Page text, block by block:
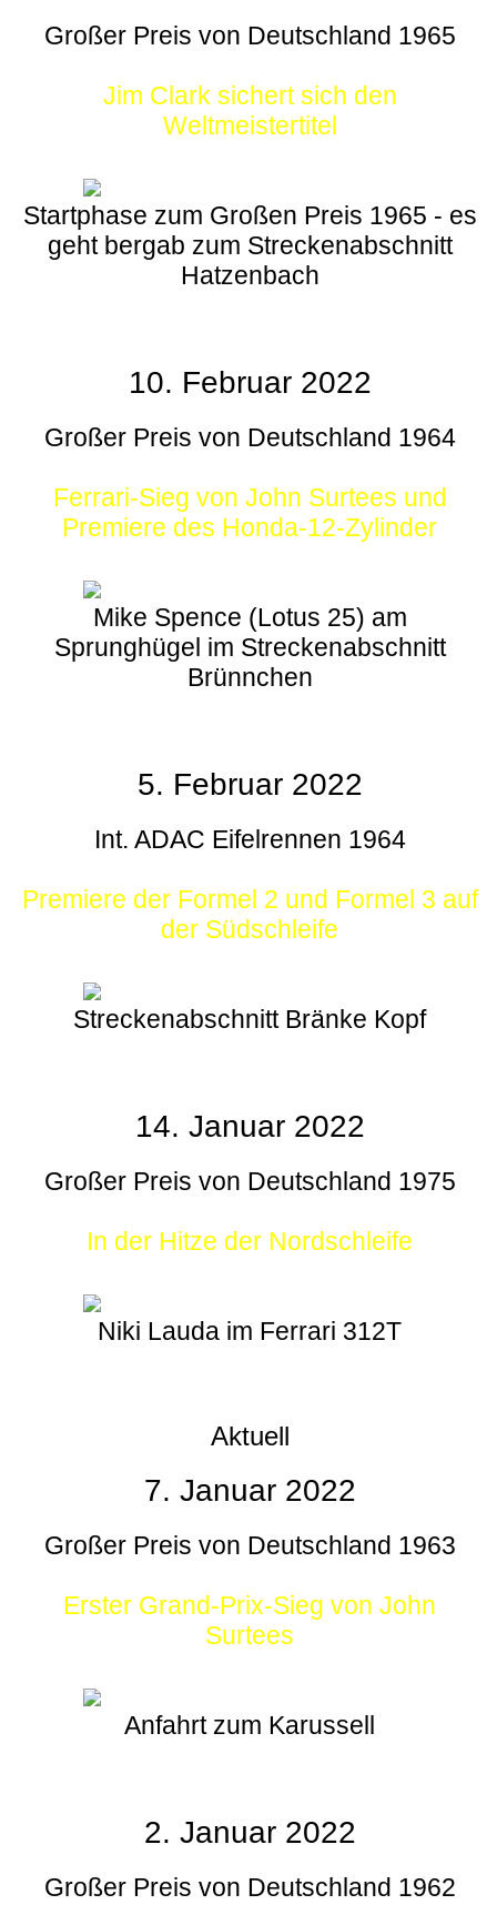
Großer Preis von Deutschland 1965
Jim Clark sichert sich den
Weltmeistertitel
Startphase zum Großen Preis 1965 - es
geht bergab zum Streckenabschnitt
Hatzenbach
10. Februar 2022
Großer Preis von Deutschland 1964
Ferrari-Sieg von John Surtees und
Premiere des Honda-12-Zylinder
Mike Spence (Lotus 25) am
Sprunghügel im Streckenabschnitt
Brünnchen
5. Februar 2022
Int. ADAC Eifelrennen 1964
Premiere der Formel 2 und Formel 3 auf
der Südschleife
Streckenabschnitt Bränke Kopf
14. Januar 2022
Großer Preis von Deutschland 1975
In der Hitze der Nordschleife
Niki Lauda im Ferrari 312T
Aktuell
7. Januar 2022
Großer Preis von Deutschland 1963
Erster Grand-Prix-Sieg von John
Surtees
Anfahrt zum Karussell
2. Januar 2022
Großer Preis von Deutschland 1962